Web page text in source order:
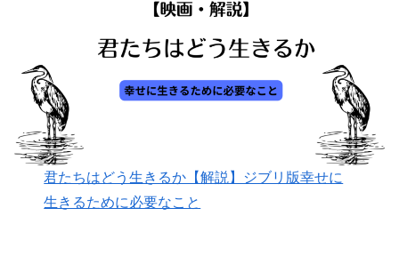
君たちはどう生きるか【解説】ジブリ版幸せに
生きるために必要なこと